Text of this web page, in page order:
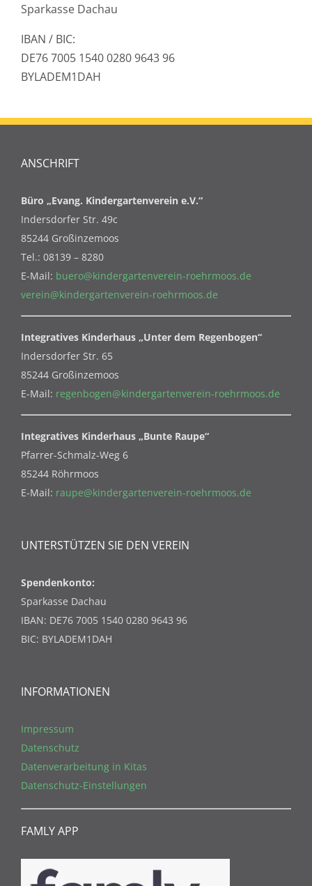
Sparkasse Dachau
IBAN / BIC:
DE76 7005 1540 0280 9643 96
BYLADEM1DAH
ANSCHRIFT
Büro „Evang. Kindergartenverein e.V.“
Indersdorfer Str. 49c
85244 Großinzemoos
Tel.: 08139 – 8280
E-Mail: buero@kindergartenverein-roehrmoos.de
verein@kindergartenverein-roehrmoos.de
Integratives Kinderhaus „Unter dem Regenbogen“
Indersdorfer Str. 65
85244 Großinzemoos
E-Mail: regenbogen@kindergartenverein-roehrmoos.de
Integratives Kinderhaus „Bunte Raupe“
Pfarrer-Schmalz-Weg 6
85244 Röhrmoos
E-Mail: raupe@kindergartenverein-roehrmoos.de
UNTERSTÜTZEN SIE DEN VEREIN
Spendenkonto:
Sparkasse Dachau
IBAN: DE76 7005 1540 0280 9643 96
BIC: BYLADEM1DAH
INFORMATIONEN
Impressum
Datenschutz
Datenverarbeitung in Kitas
Datenschutz-Einstellungen
FAMLY APP